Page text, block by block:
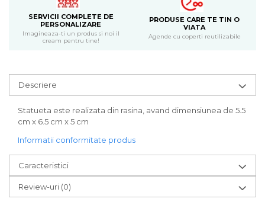
SERVICII COMPLETE DE
PERSONALIZARE
Imagineaza-ti un produs si noi il
cream pentru tine!
PRODUSE CARE TE TIN O
VIATA
Agende cu coperti reutilizabile
Descriere
Statueta este realizata din rasina, avand dimensiunea de 5.5
cm x 6.5 cm x 5 cm
Informatii conformitate produs
Caracteristici
Review-uri (0)